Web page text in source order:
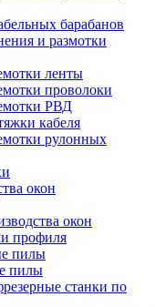
барабанов
и размотки
ленты
проволоки
РВД
кабеля
рулонных
окон
окон
профиля
пилы
пилы
станки по